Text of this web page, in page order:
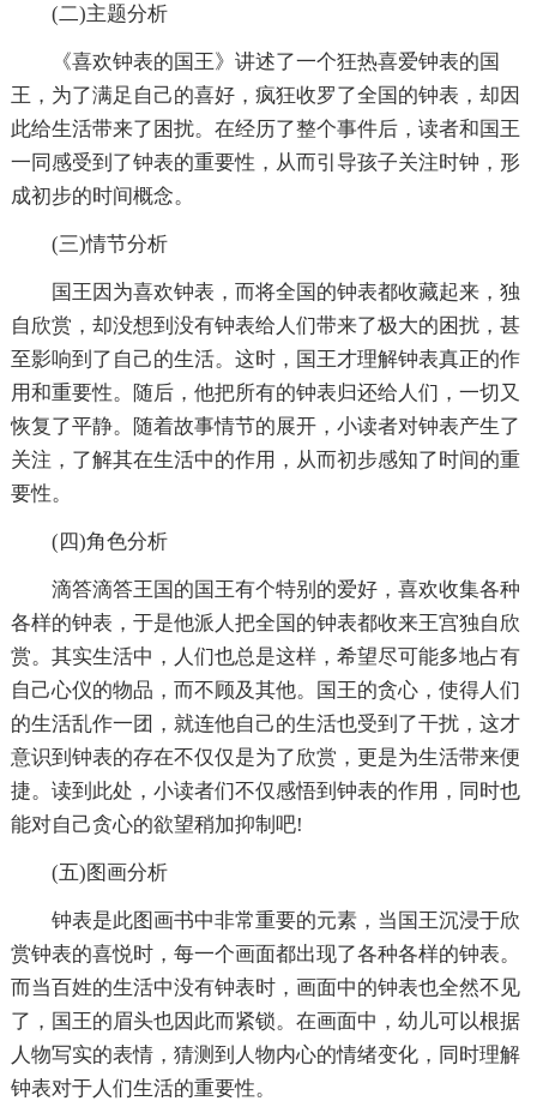
(二)主题分析
《喜欢钟表的国王》讲述了一个狂热喜爱钟表的国
王，为了满足自己的喜好，疯狂收罗了全国的钟表，却因
此给生活带来了困扰。在经历了整个事件后，读者和国王
一同感受到了钟表的重要性，从而引导孩子关注时钟，形
成初步的时间概念。
(三)情节分析
国王因为喜欢钟表，而将全国的钟表都收藏起来，独
自欣赏，却没想到没有钟表给人们带来了极大的困扰，甚
至影响到了自己的生活。这时，国王才理解钟表真正的作
用和重要性。随后，他把所有的钟表归还给人们，一切又
恢复了平静。随着故事情节的展开，小读者对钟表产生了
关注，了解其在生活中的作用，从而初步感知了时间的重
要性。
(四)角色分析
滴答滴答王国的国王有个特别的爱好，喜欢收集各种
各样的钟表，于是他派人把全国的钟表都收来王宫独自欣
赏。其实生活中，人们也总是这样，希望尽可能多地占有
自己心仪的物品，而不顾及其他。国王的贪心，使得人们
的生活乱作一团，就连他自己的生活也受到了干扰，这才
意识到钟表的存在不仅仅是为了欣赏，更是为生活带来便
捷。读到此处，小读者们不仅感悟到钟表的作用，同时也
能对自己贪心的欲望稍加抑制吧!
(五)图画分析
钟表是此图画书中非常重要的元素，当国王沉浸于欣
赏钟表的喜悦时，每一个画面都出现了各种各样的钟表。
而当百姓的生活中没有钟表时，画面中的钟表也全然不见
了，国王的眉头也因此而紧锁。在画面中，幼儿可以根据
人物写实的表情，猜测到人物内心的情绪变化，同时理解
钟表对于人们生活的重要性。